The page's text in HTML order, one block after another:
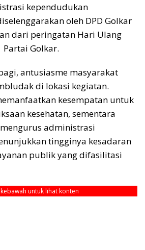
kependudukan
oleh DPD Golkar
dari peringatan Hari Ulang
Partai Golkar.
antusiasme masyarakat
di lokasi kegiatan.
kesempatan untuk
kesehatan, sementara
administrasi
tingginya kesadaran
publik yang difasilitasi
untuk lihat konten